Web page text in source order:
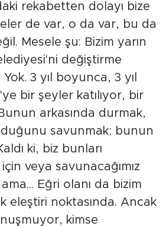
rekabetten dolayı bize
de var, o da var, bu da
Mesele şu: Bizim yarın
değiştirme
Yok. 3 yıl boyunca, 3 yıl
bir şeyler katılıyor, bir
arkasında durmak,
savunmak; bunun
ki, biz bunları
veya savunacağımız
Eğri olanı da bizim
eleştiri noktasında. Ancak
kimse